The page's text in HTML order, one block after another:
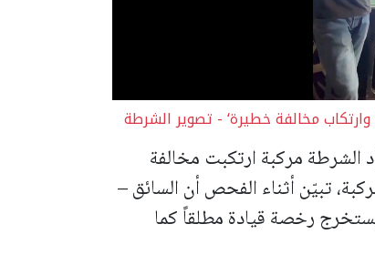
مخالفة خطيرة‘ - تصوير الشرطة
الشرطة مركبة ارتكبت مخالفة
تبيّن أثناء الفحص أن السائق –
– لم يستخرج رخصة قيادة مطلقاً كما